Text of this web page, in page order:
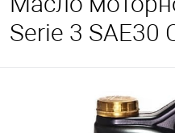
Serie 3 SAE30